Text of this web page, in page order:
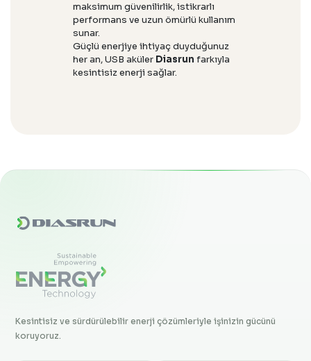
maksimum güvenilirlik, istikrarlı
performans ve uzun ömürlü kullanım
sunar.
Güçlü enerjiye ihtiyaç duyduğunuz
her an, USB aküler Diasrun farkıyla
kesintisiz enerji sağlar.
Kesintisiz ve sürdürülebilir enerji çözümleriyle işinizin gücünü
koruyoruz.